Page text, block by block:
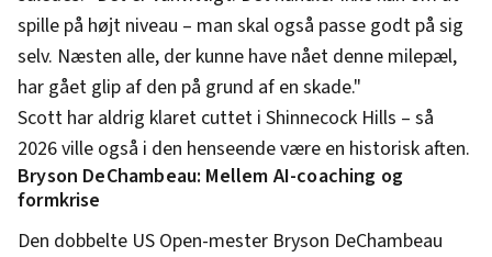
spille på højt niveau – man skal også passe godt på sig
selv. Næsten alle, der kunne have nået denne milepæl,
har gået glip af den på grund af en skade."
Scott har aldrig klaret cuttet i Shinnecock Hills – så
2026 ville også i den henseende være en historisk aften.
Bryson DeChambeau: Mellem AI-coaching og
formkrise
Den dobbelte US Open-mester Bryson DeChambeau